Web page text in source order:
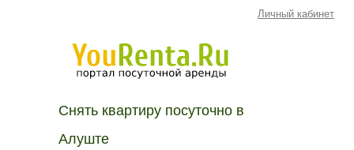
Личный кабинет
Снять квартиру посуточно в
Алуште